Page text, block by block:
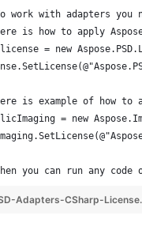
work with adapters you
is how to apply
= new
is example of how to
= new
you can run any
Adapters-CSharp-